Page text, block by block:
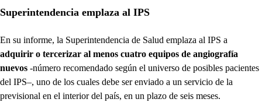
Superintendencia emplaza al IPS
En su informe, la Superintendencia de Salud emplaza al IPS a
adquirir o tercerizar al menos cuatro equipos de angiografía
nuevos -número recomendado según el universo de posibles pacientes
del IPS–, uno de los cuales debe ser enviado a un servicio de la
previsional en el interior del país, en un plazo de seis meses.